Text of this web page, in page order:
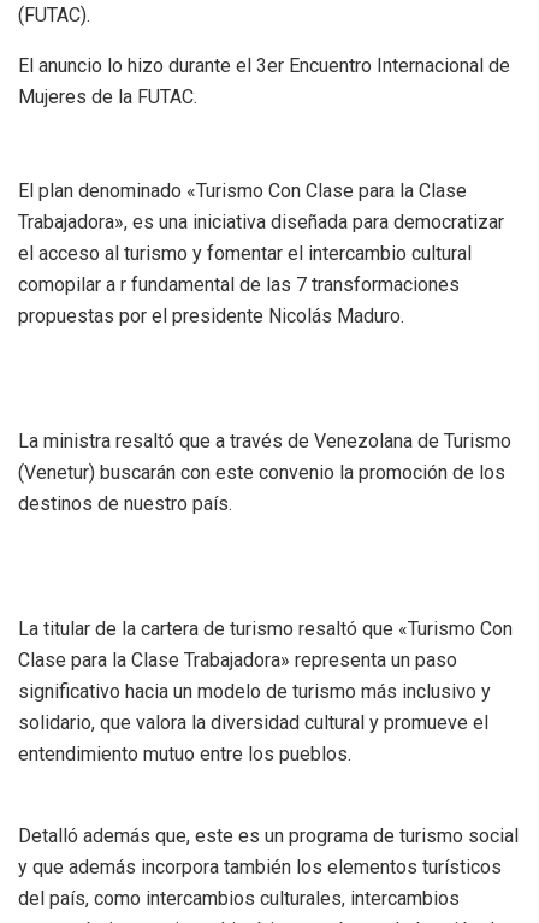
(FUTAC).
El anuncio lo hizo durante el 3er Encuentro Internacional de
Mujeres de la FUTAC.
El plan denominado «Turismo Con Clase para la Clase
Trabajadora», es una iniciativa diseñada para democratizar
el acceso al turismo y fomentar el intercambio cultural
comopilar a r fundamental de las 7 transformaciones
propuestas por el presidente Nicolás Maduro.
La ministra resaltó que a través de Venezolana de Turismo
(Venetur) buscarán con este convenio la promoción de los
destinos de nuestro país.
La titular de la cartera de turismo resaltó que «Turismo Con
Clase para la Clase Trabajadora» representa un paso
significativo hacia un modelo de turismo más inclusivo y
solidario, que valora la diversidad cultural y promueve el
entendimiento mutuo entre los pueblos.
Detalló además que, este es un programa de turismo social
y que además incorpora también los elementos turísticos
del país, como intercambios culturales, intercambios